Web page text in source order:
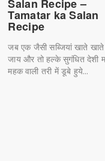
Salan Recipe –
Tamatar ka Salan
Recipe
जब एक जैसी सब्जियां खाते
जाय और तो हल्के सुगंधित देशी
महक वाली तरी में डूबे हुये...